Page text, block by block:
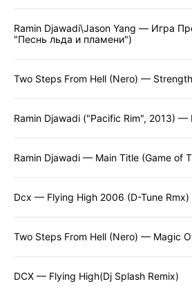
Ramin Djawadi\Jason Yang — Игра
"Песнь льда и пламени")
Two Steps From Hell (Nero) —
Ramin Djawadi ("Pacific Rim", 2013) —
Ramin Djawadi — Main Title (Game of
Dcx — Flying High 2006 (D-Tune Rmx)
Two Steps From Hell (Nero) — Magic
DCX — Flying High(Dj Splash Remix)